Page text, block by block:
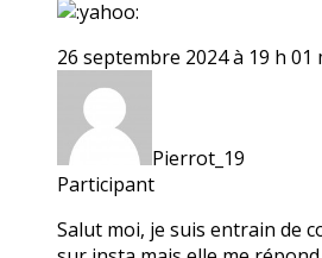
26 septembre 2024 à 19 h 01
Pierrot_19
Participant
Salut moi, je suis entrain de